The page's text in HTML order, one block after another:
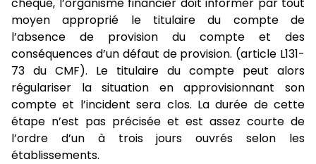
moyen approprié le titulaire du compte de
l’absence de provision du compte et des
conséquences d’un défaut de provision. (article L131-
73 du CMF). Le titulaire du compte peut alors
régulariser la situation en approvisionnant son
compte et l’incident sera clos. La durée de cette
étape n’est pas précisée et est assez courte de
l’ordre d’un à trois jours ouvrés selon les
établissements.